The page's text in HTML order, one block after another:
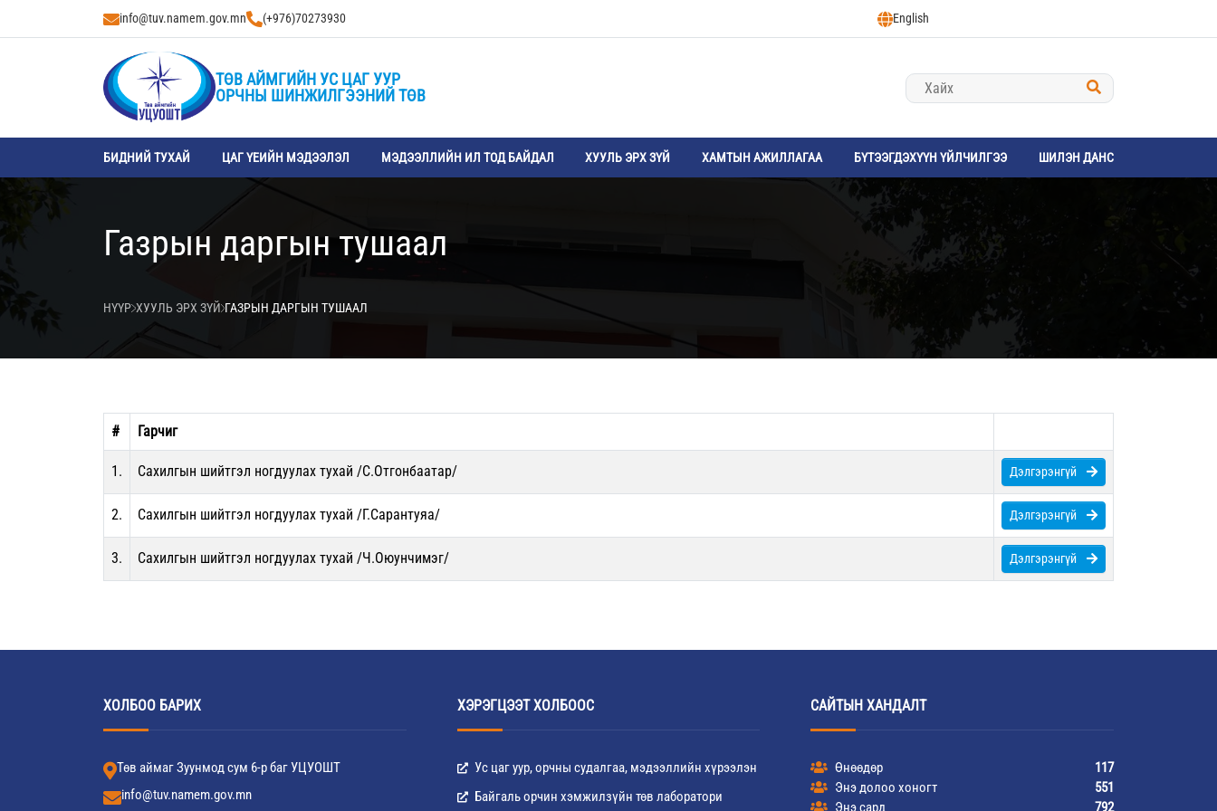
info@tuv.namem.gov.mn (+976)70273930 English
ТӨВ АЙМГИЙН УС ЦАГ УУР
ОРЧНЫ ШИНЖИЛГЭЭНИЙ ТӨВ
БИДНИЙ ТУХАЙ ЦАГ ҮЕИЙН МЭДЭЭЛЭЛ МЭДЭЭЛЛИЙН ИЛ ТОД БАЙДАЛ ХУУЛЬ ЭРХ ЗҮЙ ХАМТЫН АЖИЛЛАГАА БҮТЭЭГДЭХҮҮН ҮЙЛЧИЛГЭЭ ШИЛЭН ДАНС
Газрын даргын тушаал
НҮҮР ХУУЛЬ ЭРХ ЗҮЙ ГАЗРЫН ДАРГЫН ТУШААЛ
# Гарчиг
1. Сахилгын шийтгэл ногдуулах тухай /С.Отгонбаатар/ Дэлгэрэнгүй
2. Сахилгын шийтгэл ногдуулах тухай /Г.Сарантуяа/ Дэлгэрэнгүй
3. Сахилгын шийтгэл ногдуулах тухай /Ч.Оюунчимэг/ Дэлгэрэнгүй
ХОЛБОО БАРИХ
Төв аймаг Зуунмод сум 6-р баг УЦУОШТ
info@tuv.namem.gov.mn
ХЭРЭГЦЭЭТ ХОЛБООС
Ус цаг уур, орчны судалгаа, мэдээллийн хүрээлэн
Байгаль орчин хэмжилзүйн төв лаборатори
САЙТЫН ХАНДАЛТ
Өнөөдөр
117
Энэ долоо хоногт
551
Энэ сард
792